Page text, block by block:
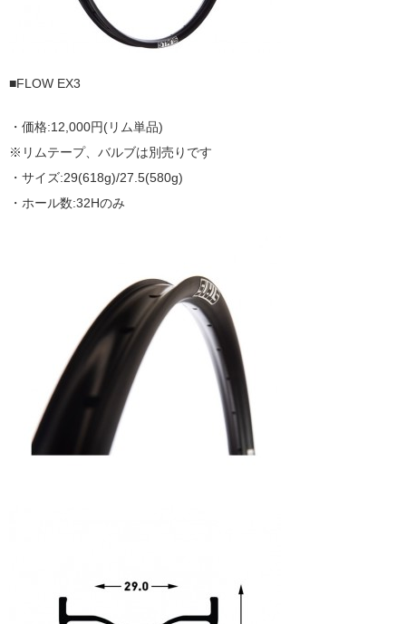
■FLOW EX3
・価格:12,000円(リム単品)
※リムテープ、バルブは別売りです
・サイズ:29(618g)/27.5(580g)
・ホール数:32Hのみ